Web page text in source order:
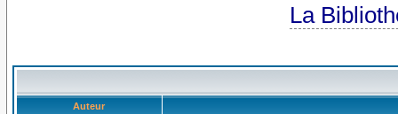
La
Auteur